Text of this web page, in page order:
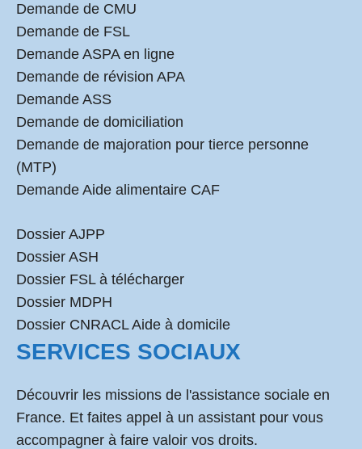
Demande de CMU
Demande de FSL
Demande ASPA en ligne
Demande de révision APA
Demande ASS
Demande de domiciliation
Demande de majoration pour tierce personne
(MTP)
Demande Aide alimentaire CAF
Dossier AJPP
Dossier ASH
Dossier FSL à télécharger
Dossier MDPH
Dossier CNRACL Aide à domicile
SERVICES SOCIAUX
Découvrir les missions de l'assistance sociale en
France. Et faites appel à un assistant pour vous
accompagner à faire valoir vos droits.